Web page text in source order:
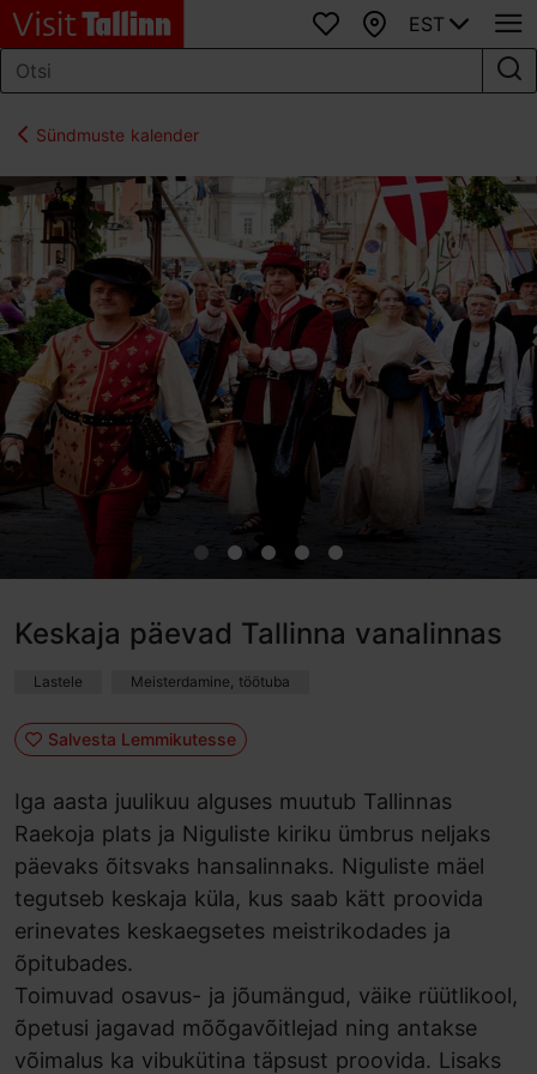
Lemmikud
Kaart
EST
Sündmuste kalender
Keskaja päevad Tallinna vanalinnas
Lastele Meisterdamine, töötuba
Salvesta Lemmikutesse
Iga aasta juulikuu alguses muutub Tallinnas
Raekoja plats ja Niguliste kiriku ümbrus neljaks
päevaks õitsvaks hansalinnaks. Niguliste mäel
tegutseb keskaja küla, kus saab kätt proovida
erinevates keskaegsetes meistrikodades ja
õpitubades.
Toimuvad osavus- ja jõumängud, väike rüütlikool,
õpetusi jagavad mõõgavõitlejad ning antakse
võimalus ka vibukütina täpsust proovida. Lisaks